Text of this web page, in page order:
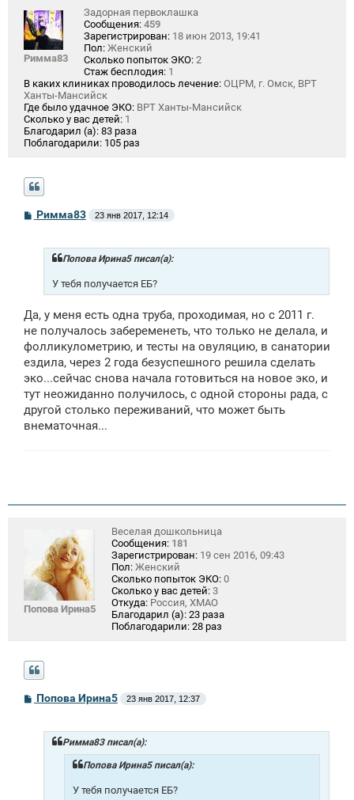
Римма83
Задорная первоклашка
Сообщения: 459
Зарегистрирован: 18 июн 2013, 19:41
Пол: Женский
Сколько попыток ЭКО: 2
Стаж бесплодия: 1
В каких клиниках проводилось лечение: ОЦРМ, г. Омск, ВРТ
Ханты-Мансийск
Где было удачное ЭКО: ВРТ Ханты-Мансийск
Сколько у вас детей: 1
Благодарил (а): 83 раза
Поблагодарили: 105 раз
СРимма83 23 янв 2017, 12:14
Попова Ирина5 писал(а):
У тебя получается ЕБ?
Да, у меня есть одна труба, проходимая, но с 2011 г.
не получалось забеременеть, что только не делала, и
фолликулометрию, и тесты на овуляцию, в санатории
ездила, через 2 года безуспешного решила сделать
эко...сейчас снова начала готовиться на новое эко, и
тут неожиданно получилось, с одной стороны рада, с
другой столько переживаний, что может быть
внематочная...
Попова Ирина5
Веселая дошкольница
Сообщения: 181
Зарегистрирован: 19 сен 2016, 09:43
Пол: Женский
Сколько попыток ЭКО: 0
Сколько у вас детей: 3
Откуда: Россия, ХМАО
Благодарил (а): 23 раза
Поблагодарили: 28 раз
СПопова Ирина5 23 янв 2017, 12:37
Римма83 писал(а):
Попова Ирина5 писал(а):
У тебя получается ЕБ?